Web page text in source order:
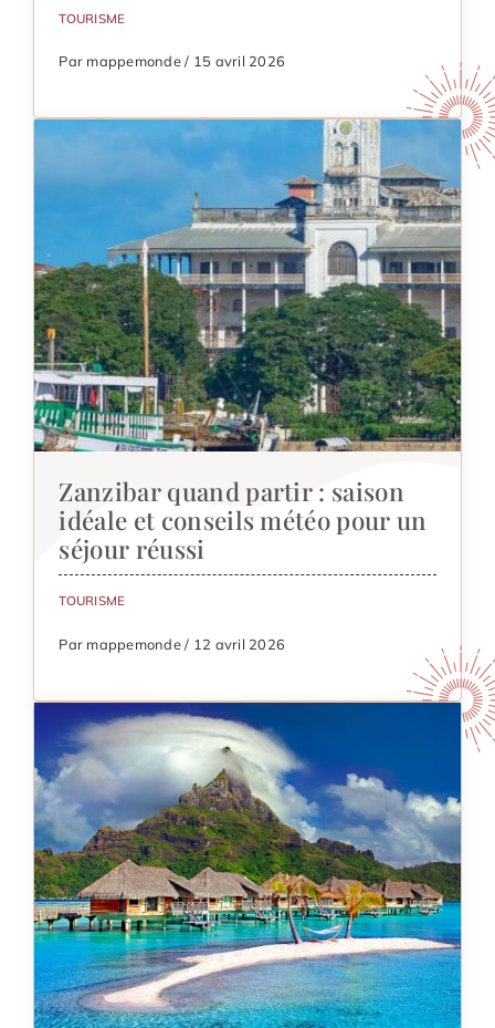
TOURISME
Par mappemonde / 15 avril 2026
Zanzibar quand partir : saison
idéale et conseils météo pour un
séjour réussi
TOURISME
Par mappemonde / 12 avril 2026